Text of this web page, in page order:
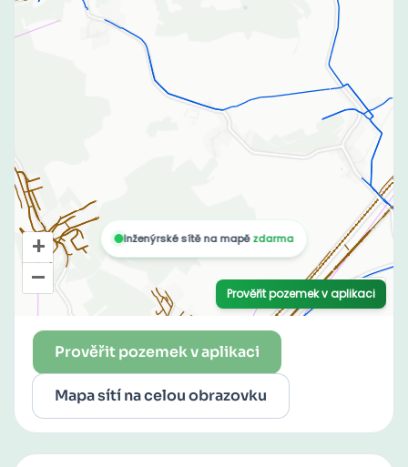
Prověřit pozemek v aplikaci
Mapa sítí na celou obrazovku